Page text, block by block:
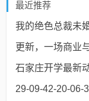
最近推荐
我的绝色总裁未
更新，一场商业
石家庄开学最新
29-09-42-20-06-